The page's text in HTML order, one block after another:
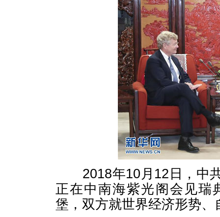
2018年10月12日，中共
正在中南海紫光阁会见瑞
堡，双方就世界经济形势